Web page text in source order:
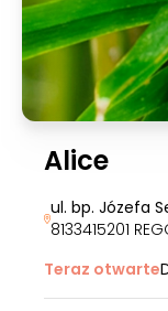
Alice
ul. bp. Józefa
8133415201
Teraz otwarte